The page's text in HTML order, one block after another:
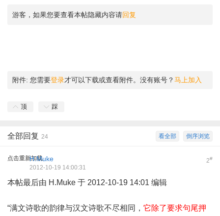
游客，如果您要查看本帖隐藏内容请回复
附件: 您需要登录才可以下载或查看附件。没有账号？马上加入
顶 踩
倒序浏览
看全部
全部回复 24
点击重新加载 2#
H.Muke
2012-10-19 14:00:31
本帖最后由 H.Muke 于 2012-10-19 14:01 编辑
“满文诗歌的韵律与汉文诗歌不尽相同， 它除了要求句尾押